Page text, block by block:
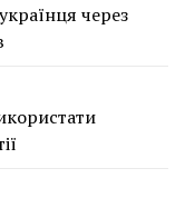
через